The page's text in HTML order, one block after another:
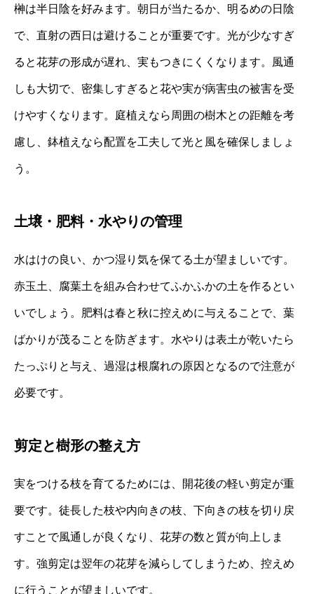
榊は半日陰を好みます。朝日が当たるか、明るめの日陰
で、直射の西日は避けることが重要です。光が少なすぎ
ると花芽の形成が遅れ、実もつきにくくなります。風通
しも大切で、密集しすぎると花や実が病害虫の被害を受
けやすくなります。庭植えなら周囲の樹木との距離を考
慮し、鉢植えなら配置を工夫して光と風を確保しましょ
う。
土壌・肥料・水やりの管理
水はけの良い、かつ湿り気を保てる土が望ましいです。
赤玉土、腐葉土を組み合わせてふかふかの土を作るとい
いでしょう。肥料は春と秋に控えめに与えることで、葉
ばかりが茂ることを防ぎます。水やりは表土が乾いたら
たっぷりと与え、過湿は根腐れの原因となるので注意が
必要です。
剪定と樹形の整え方
実をつける枝を育てるためには、開花後の軽い剪定が重
要です。徒長した枝や内向きの枝、下向きの枝を切り戻
すことで風通しが良くなり、花芽の数と質が向上しま
す。強剪定は翌年の花芽を減らしてしまうため、控えめ
に行うことが望ましいです。